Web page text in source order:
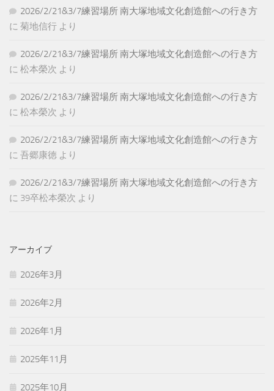
2026/2/21&3/7練習場所 南大塚地域文化創造館への行き方
に 菊地信行 より
2026/2/21&3/7練習場所 南大塚地域文化創造館への行き方
に 松本榮次 より
2026/2/21&3/7練習場所 南大塚地域文化創造館への行き方
に 松本榮次 より
2026/2/21&3/7練習場所 南大塚地域文化創造館への行き方
に 吾郷康徳 より
2026/2/21&3/7練習場所 南大塚地域文化創造館への行き方
に 39卒松本榮次 より
アーカイブ
2026年3月
2026年2月
2026年1月
2025年11月
2025年10月